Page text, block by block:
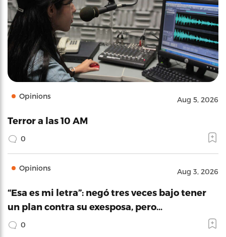
Opinions Aug 5, 2026
Terror a las 10 AM
0
Opinions Aug 3, 2026
“Esa es mi letra”: negó tres veces bajo tener
un plan contra su exesposa, pero…
0